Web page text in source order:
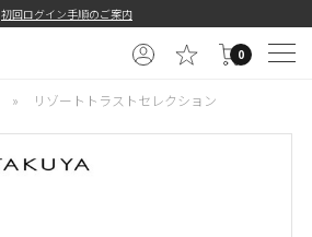
初回ログイン手順のご案内
0
» リゾートトラストセレクション